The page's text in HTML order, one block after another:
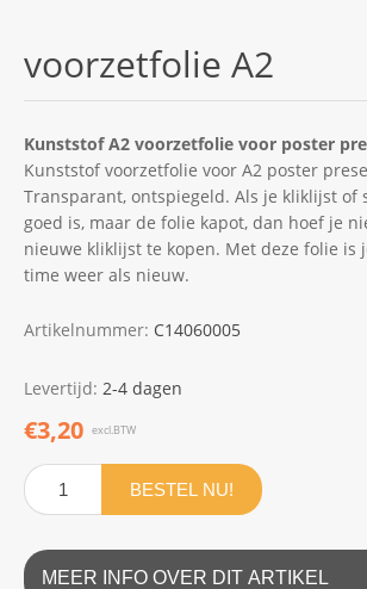
voorzetfolie A2
Kunststof A2 voorzetfolie voor poster
Kunststof voorzetfolie voor A2 poster
Transparant, ontspiegeld. Als je kliklijst of
goed is, maar de folie kapot, dan hoef je
nieuwe kliklijst te kopen. Met deze folie is
time weer als nieuw.
Artikelnummer: C14060005
Levertijd: 2-4 dagen
€3,20 excl.BTW
BESTEL NU!
MEER INFO OVER DIT ARTIKEL